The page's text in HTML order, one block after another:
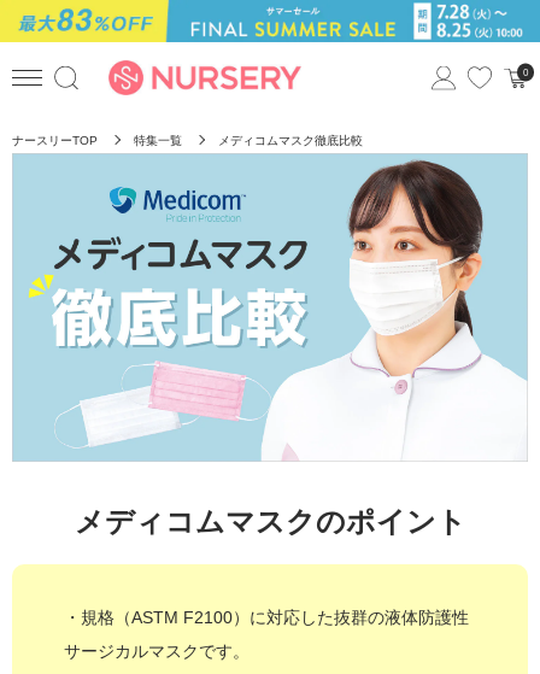
0
ナースリーTOP 特集一覧 メディコムマスク徹底比較
メディコムマスクのポイント
・規格（ASTM F2100）に対応した抜群の液体防護性
サージカルマスクです。